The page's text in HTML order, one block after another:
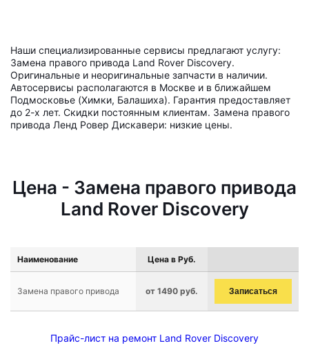
Наши специализированные сервисы предлагают услугу:
Замена правого привода Land Rover Discovery.
Оригинальные и неоригинальные запчасти в наличии.
Автосервисы располагаются в Москве и в ближайшем
Подмосковье (Химки, Балашиха). Гарантия предоставляет
до 2-х лет. Скидки постоянным клиентам. Замена правого
привода Ленд Ровер Дискавери: низкие цены.
Цена - Замена правого привода
Land Rover Discovery
Наименование Цена в Руб.
Замена правого привода от 1490 руб. Записаться
Прайс-лист на ремонт Land Rover Discovery